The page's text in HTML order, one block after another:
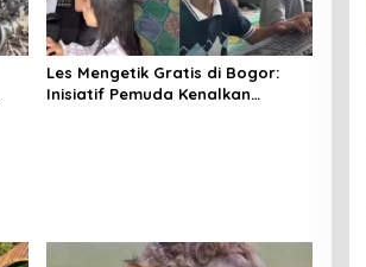
Les Mengetik Gratis di Bogor:
Inisiatif Pemuda Kenalkan